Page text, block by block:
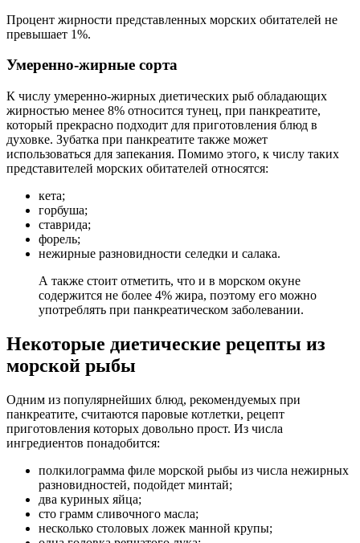
Процент жирности представленных морских обитателей не
превышает 1%.
Умеренно-жирные сорта
К числу умеренно-жирных диетических рыб обладающих
жирностью менее 8% относится тунец, при панкреатите,
который прекрасно подходит для приготовления блюд в
духовке. Зубатка при панкреатите также может
использоваться для запекания. Помимо этого, к числу таких
представителей морских обитателей относятся:
кета;
горбуша;
ставрида;
форель;
нежирные разновидности селедки и салака.
А также стоит отметить, что и в морском окуне
содержится не более 4% жира, поэтому его можно
употреблять при панкреатическом заболевании.
Некоторые диетические рецепты из
морской рыбы
Одним из популярнейших блюд, рекомендуемых при
панкреатите, считаются паровые котлетки, рецепт
приготовления которых довольно прост. Из числа
ингредиентов понадобится:
полкилограмма филе морской рыбы из числа нежирных
разновидностей, подойдет минтай;
два куриных яйца;
сто грамм сливочного масла;
несколько столовых ложек манной крупы;